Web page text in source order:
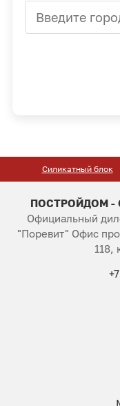
Силикатный блок
ПОСТРОЙДОМ -
Официальный
"Поревит" Офис
118,